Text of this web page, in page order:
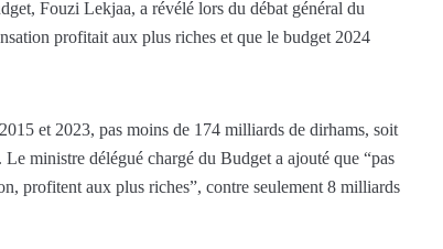
Fouzi Lekjaa, a révélé lors du débat général du
profitait aux plus riches et que le budget 2024
et 2023, pas moins de 174 milliards de dirhams, soit
Le ministre délégué chargé du Budget a ajouté que “pas
profitent aux plus riches”, contre seulement 8 milliards